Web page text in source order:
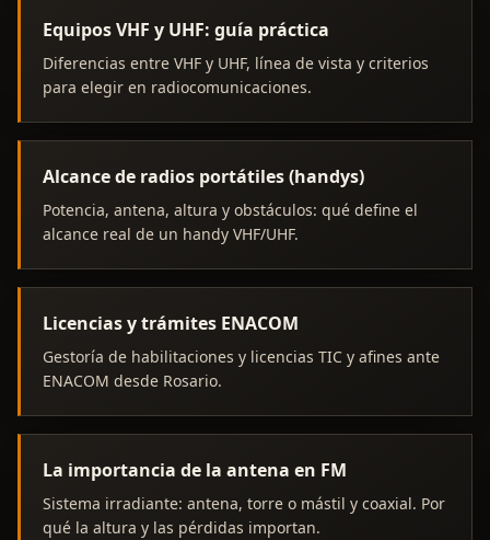
Equipos VHF y UHF: guía práctica
Diferencias entre VHF y UHF, línea de vista y criterios
para elegir en radiocomunicaciones.
Alcance de radios portátiles (handys)
Potencia, antena, altura y obstáculos: qué define el
alcance real de un handy VHF/UHF.
Licencias y trámites ENACOM
Gestoría de habilitaciones y licencias TIC y afines ante
ENACOM desde Rosario.
La importancia de la antena en FM
Sistema irradiante: antena, torre o mástil y coaxial. Por
qué la altura y las pérdidas importan.